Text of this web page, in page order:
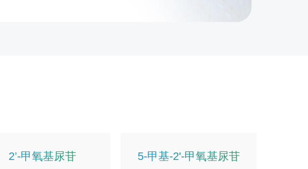
2’-甲氧基尿苷 5-甲基-2'-甲氧基尿苷